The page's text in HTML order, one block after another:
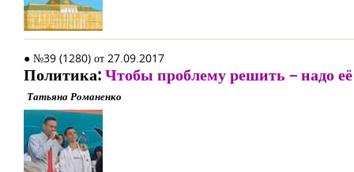
● №39 (1280) от 27.09.2017
Политика:Чтобы проблему решить – надо её
Татьяна Романенко